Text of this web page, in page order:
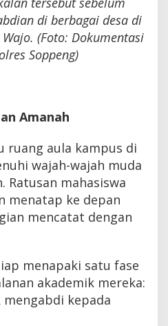
di berbagai desa di
(Foto: Dokumentasi
Soppeng)
Amanah
ruang aula kampus di
wajah-wajah muda
Ratusan mahasiswa
menatap ke depan
mencatat dengan
menapaki satu fase
akademik mereka:
kepada